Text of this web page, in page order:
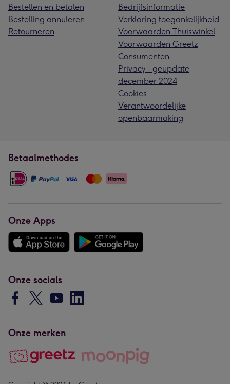
Bestellen en betalen
Bestelling annuleren
Retourneren
Bedrijfsinformatie
Verklaring toegankelijkheid
Voorwaarden Thuiswinkel
Voorwaarden Greetz
Consumenten
Privacy - geupdate
december 2024
Cookies
Verantwoordelijke
openbaarmaking
Betaalmethodes
Onze Apps
Onze socials
Onze merken